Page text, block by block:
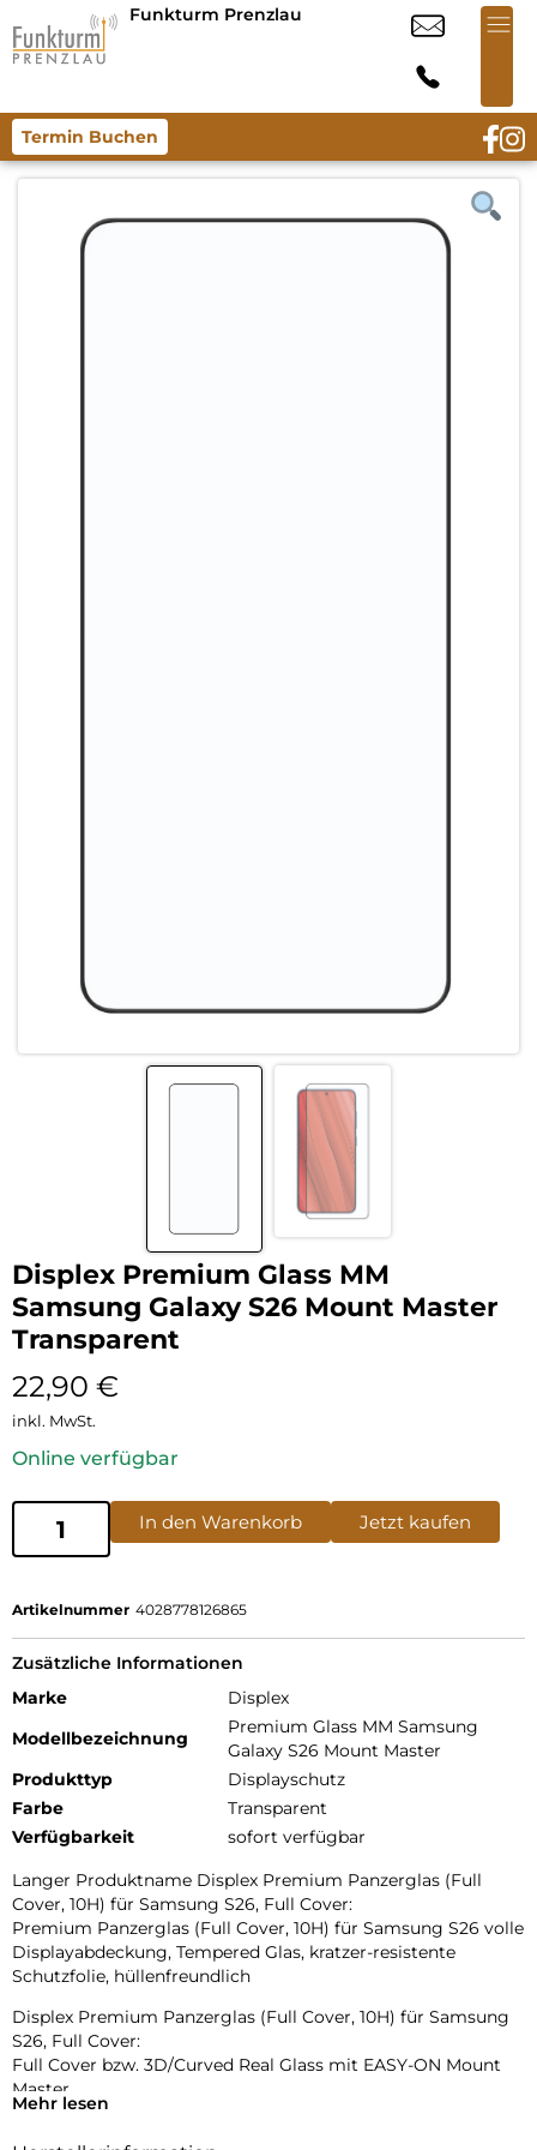
Funkturm Prenzlau
Termin Buchen
Displex Premium Glass MM
Samsung Galaxy S26 Mount Master
Transparent
22,90 €
inkl. MwSt.
Online verfügbar
In den Warenkorb Jetzt kaufen
Artikelnummer 4028778126865
Zusätzliche Informationen
Marke
Displex
Modellbezeichnung
Premium Glass MM Samsung
Galaxy S26 Mount Master
Produkttyp
Displayschutz
Farbe
Transparent
Verfügbarkeit
sofort verfügbar
Langer Produktname Displex Premium Panzerglas (Full
Cover, 10H) für Samsung S26, Full Cover:
Premium Panzerglas (Full Cover, 10H) für Samsung S26 volle
Displayabdeckung, Tempered Glas, kratzer-resistente
Schutzfolie, hüllenfreundlich
Displex Premium Panzerglas (Full Cover, 10H) für Samsung
S26, Full Cover:
Full Cover bzw. 3D/Curved Real Glass mit EASY-ON Mount
Master
Mehr lesen